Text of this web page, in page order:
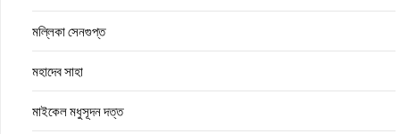
মল্লিকা সেনগুপ্ত
মহাদেব সাহা
মাইকেল মধুসূদন দত্ত